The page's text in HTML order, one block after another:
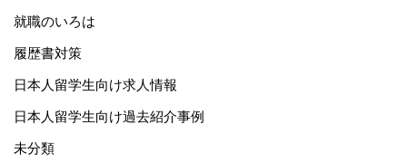
就職のいろは
履歴書対策
日本人留学生向け求人情報
日本人留学生向け過去紹介事例
未分類